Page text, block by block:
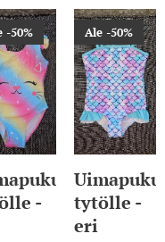
-
-50%
Uimapuku
tytölle -
eri
Ale -50%